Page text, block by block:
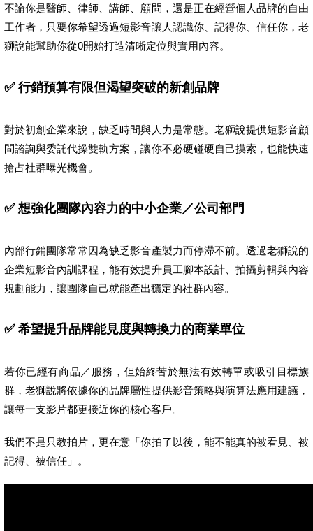
不論你是醫師、律師、講師、顧問，還是正在經營個人品牌的自由
工作者，只要你希望透過短影音讓人認識你、記得你、信任你，老
獅說能幫助你從0開始打造清晰定位與實用內容。
✅ 行銷預算有限但渴望突破的新創品牌
對於初創企業來說，缺乏時間與人力是常態。老獅說提供短影音顧
問諮詢與委託代操雙軌方案，讓你不必硬碰硬自己摸索，也能快速
搶占社群曝光機會。
✅ 想強化團隊內容力的中小企業／公司部門
內部行銷團隊常常因為缺乏影音產製力而停滯不前。透過老獅說的
企業短影音內訓課程，能有效提升員工腳本設計、拍攝剪輯與內容
規劃能力，讓團隊自己就能產出穩定的社群內容。
✅ 希望提升品牌能見度與轉換力的商業單位
若你已經有商品／服務，但始終苦於無法有效轉單或吸引目標族
群，老獅說將依據你的品牌屬性提供影音策略與演算法應用建議，
讓每一支影片都更接近你的核心客戶。
我們不是只教拍片，更在意「你拍了以後，能不能真的被看見、被
記得、被信任」。